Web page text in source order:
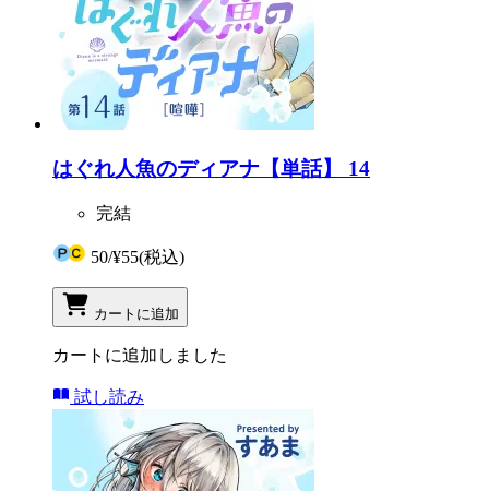
はぐれ人魚のディアナ【単話】 14
完結
50/¥55(税込)
カートに追加
カートに追加しました
試し読み